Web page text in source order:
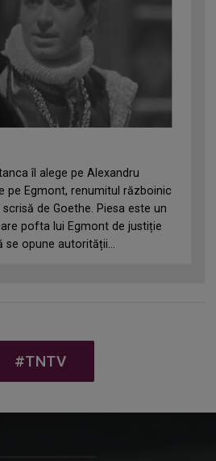
îl alege pe Alexandru
pe Egmont, renumitul războinic
de Goethe. Piesa este un
pofta lui Egmont de justiție
se opune autorității...
#TNTV